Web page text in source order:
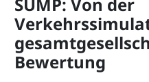
Bewertung